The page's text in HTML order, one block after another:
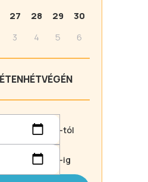
27 28 29
30
3 4 5 6
HÉTVÉGÉN
-tól
-ig